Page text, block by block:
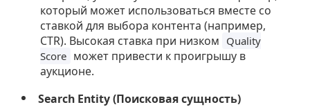
который может использоваться вместе со
ставкой для выбора контента (например,
CTR). Высокая ставка при низком Quality
Score может привести к проигрышу в
аукционе.
Search Entity (Поисковая сущность)